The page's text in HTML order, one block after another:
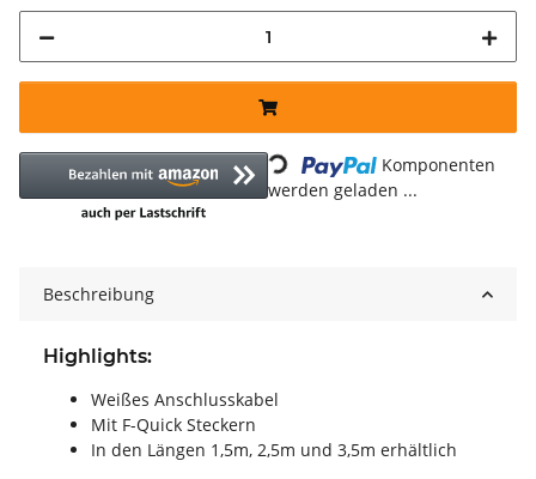
Loading...
Komponenten
werden geladen ...
Beschreibung
Highlights:
Weißes Anschlusskabel
Mit F-Quick Steckern
In den Längen 1,5m, 2,5m und 3,5m erhältlich